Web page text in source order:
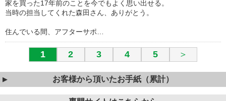
家を買った17年前のことを今でもよく思い出せる。
当時の担当してくれた森田さん、ありがとう。
住んでいる間、アフターサポ…
1 2 3 4 5 ＞
お客様から頂いたお手紙（累計）